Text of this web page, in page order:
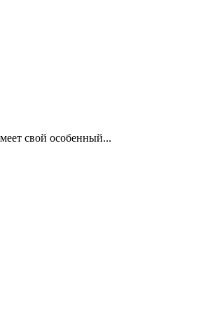
свой особенный...